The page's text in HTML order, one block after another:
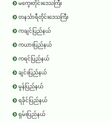
မကွေးတိုင်းဒေသကြီး
တနင်္သာရီတိုင်းဒေသကြီး
ကချင်ပြည်နယ်
ကယားပြည်နယ်
ကရင်ပြည်နယ်
ချင်းပြည်နယ်
မွန်ပြည်နယ်
ရခိုင်ပြည်နယ်
ရှမ်းပြည်နယ်